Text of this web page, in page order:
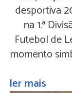
desportiva
na 1.ª
Futebol de
momento
ler mais